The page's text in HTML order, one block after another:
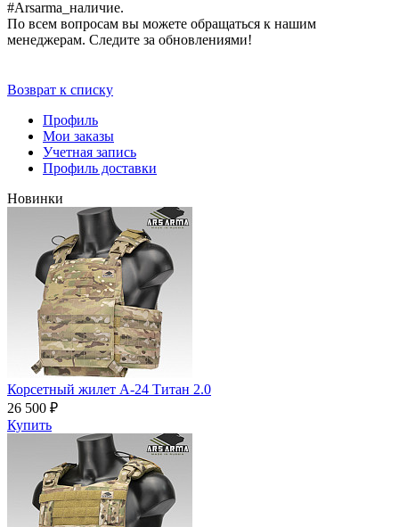
#Arsarma_наличие.
По всем вопросам вы можете обращаться к нашим
менеджерам. Следите за обновлениями!
Возврат к списку
Профиль
Мои заказы
Учетная запись
Профиль доставки
Новинки
Корсетный жилет А-24 Титан 2.0
26 500 ₽
Купить